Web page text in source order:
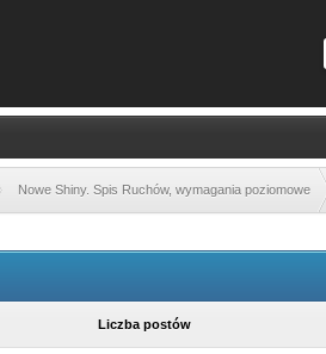
Nowe Shiny. Spis Ruchów, wymagania poziomowe
Liczba postów